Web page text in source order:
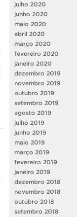
julho 2020
junho 2020
maio 2020
abril 2020
março 2020
fevereiro 2020
janeiro 2020
dezembro 2019
novembro 2019
outubro 2019
setembro 2019
agosto 2019
julho 2019
junho 2019
maio 2019
março 2019
fevereiro 2019
janeiro 2019
dezembro 2018
novembro 2018
outubro 2018
setembro 2018